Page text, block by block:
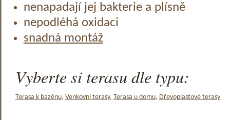
nenapadají jej bakterie a plísně
nepodléhá oxidaci
snadná montáž
Vyberte si terasu dle typu:
Terasa k bazénu, Venkovní terasy, Terasa u domu, Dřevoplastové terasy